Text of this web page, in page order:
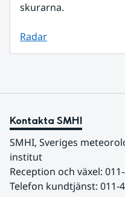
skurarna.
Radar
Kontakta SMHI
SMHI, Sveriges
institut
Reception och växel:
Telefon kundtjänst: 011-